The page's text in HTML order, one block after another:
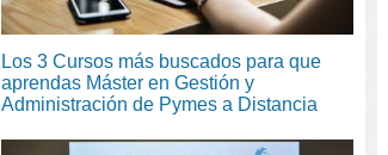
Los 3 Cursos más buscados para que
aprendas Máster en Gestión y
Administración de Pymes a Distancia